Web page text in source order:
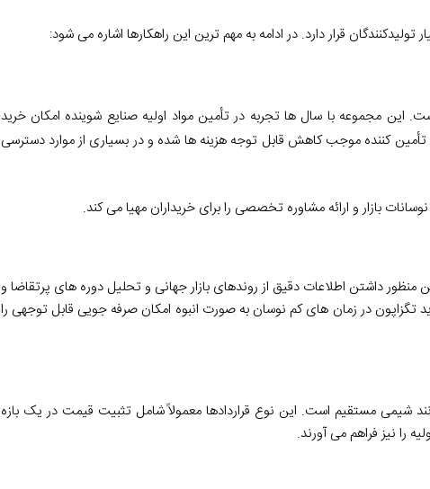
قرار دارد. در ادامه به مهم ترین این راهکارها اشاره می شود:
این مجموعه با سال ها تجربه در تأمین مواد اولیه صنایع شوینده امکان خرید
کننده موجب کاهش قابل توجه هزینه ها شده و در بسیاری از موارد دسترسی
بازار و ارائه مشاوره تخصصی را برای خریداران مهیا می کند.
منظور داشتن اطلاعات دقیق از روندهای بازار جهانی و تحلیل دوره های پرتقاضا و
تگزاپون در زمان های کم نوسان به صورت انبوه امکان صرفه جویی قابل توجهی را
شیمی مستقیم است. این نوع قراردادها معمولاً شامل تثبیت قیمت در یک بازه
را نیز فراهم می آورند.